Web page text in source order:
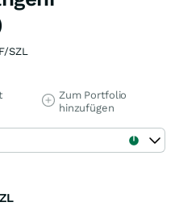
SZL
Zum Portfolio
hinzufügen